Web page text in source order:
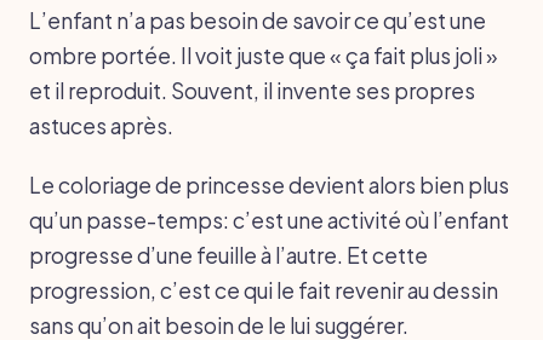
L’enfant n’a pas besoin de savoir ce qu’est une
ombre portée. Il voit juste que « ça fait plus joli »
et il reproduit. Souvent, il invente ses propres
astuces après.
Le coloriage de princesse devient alors bien plus
qu’un passe-temps: c’est une activité où l’enfant
progresse d’une feuille à l’autre. Et cette
progression, c’est ce qui le fait revenir au dessin
sans qu’on ait besoin de le lui suggérer.